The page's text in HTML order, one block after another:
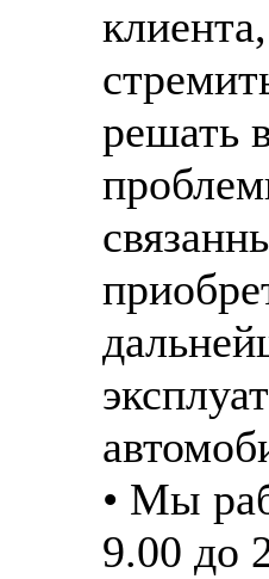
решать
• Мы
9.00 до